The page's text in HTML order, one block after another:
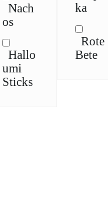
Nach
os
Hallo
umi
Sticks
ka
Rote
Bete